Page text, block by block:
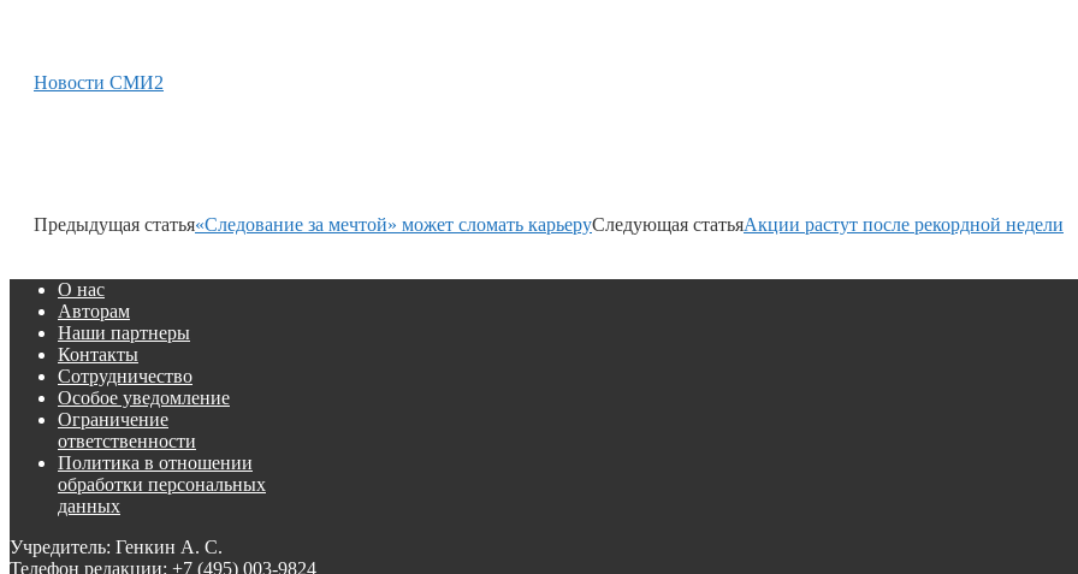
Новости СМИ2
Предыдущая статья«Следование за мечтой» может сломать карьеруСледующая статьяАкции растут после рекордной недели
О нас
Авторам
Наши партнеры
Контакты
Сотрудничество
Особое уведомление
Ограничение
ответственности
Политика в отношении
обработки персональных
данных
Учредитель: Генкин А. С.
Телефон редакции: +7 (495) 003-9824